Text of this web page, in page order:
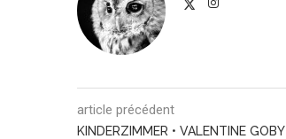
article précédent
KINDERZIMMER • VALENTINE GOBY